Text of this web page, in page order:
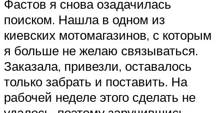
Фастов я снова озадачилась
поиском. Нашла в одном из
киевских мотомагазинов, с которым
я больше не желаю связываться.
Заказала, привезли, оставалось
только забрать и поставить. На
рабочей неделе этого сделать не